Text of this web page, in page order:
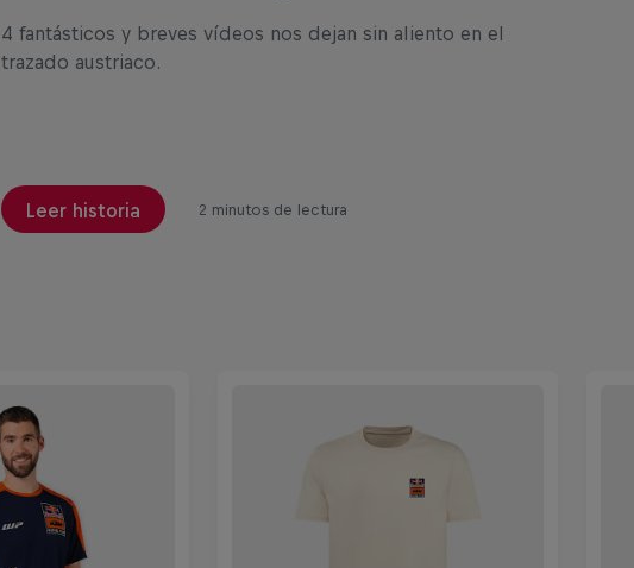
4 fantásticos y breves vídeos nos dejan sin aliento en el
trazado austriaco.
Leer historia 2 minutos de lectura